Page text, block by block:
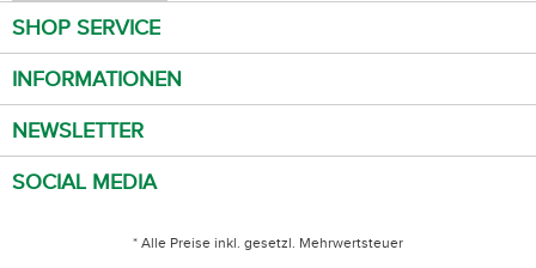
SHOP SERVICE
INFORMATIONEN
NEWSLETTER
SOCIAL MEDIA
* Alle Preise inkl. gesetzl. Mehrwertsteuer